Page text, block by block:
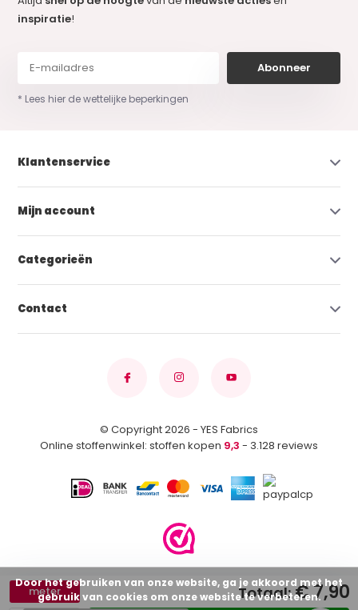
meter Totaal:€ 7,90
inspiratie!
Abonneer
* Lees hier de wettelijke beperkingen
Klantenservice
Mijn account
Categorieën
Contact
© Copyright 2026 - YES Fabrics
Online stoffenwinkel: stoffen kopen 9,3 - 3.128 reviews
Door het gebruiken van onze website, ga je akkoord met het
gebruik van cookies om onze website te verbeteren.